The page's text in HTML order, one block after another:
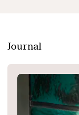
Journal